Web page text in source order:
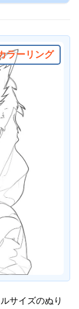
ラーリング
サイズのぬり